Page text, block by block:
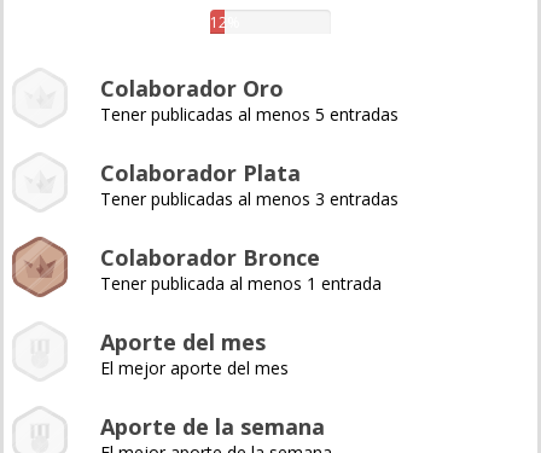
12%
Colaborador Oro
Tener publicadas al menos 5 entradas
Colaborador Plata
Tener publicadas al menos 3 entradas
Colaborador Bronce
Tener publicada al menos 1 entrada
Aporte del mes
El mejor aporte del mes
Aporte de la semana